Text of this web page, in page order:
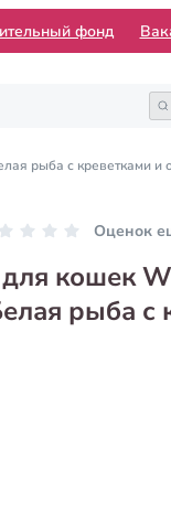
фонд
рыба с креветками
Оценок
кошек
рыба